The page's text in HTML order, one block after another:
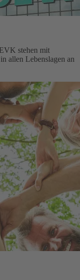
stehen mit
allen Lebenslagen an